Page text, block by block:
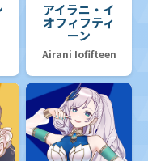
アイラニ・イ
オフィフティ
ーン
Airani Iofifteen